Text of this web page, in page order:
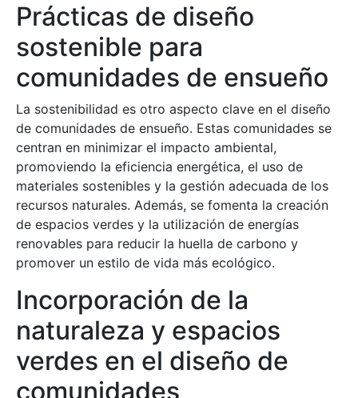
Prácticas de diseño
sostenible para
comunidades de ensueño
La sostenibilidad es otro aspecto clave en el diseño
de comunidades de ensueño. Estas comunidades se
centran en minimizar el impacto ambiental,
promoviendo la eficiencia energética, el uso de
materiales sostenibles y la gestión adecuada de los
recursos naturales. Además, se fomenta la creación
de espacios verdes y la utilización de energías
renovables para reducir la huella de carbono y
promover un estilo de vida más ecológico.
Incorporación de la
naturaleza y espacios
verdes en el diseño de
comunidades